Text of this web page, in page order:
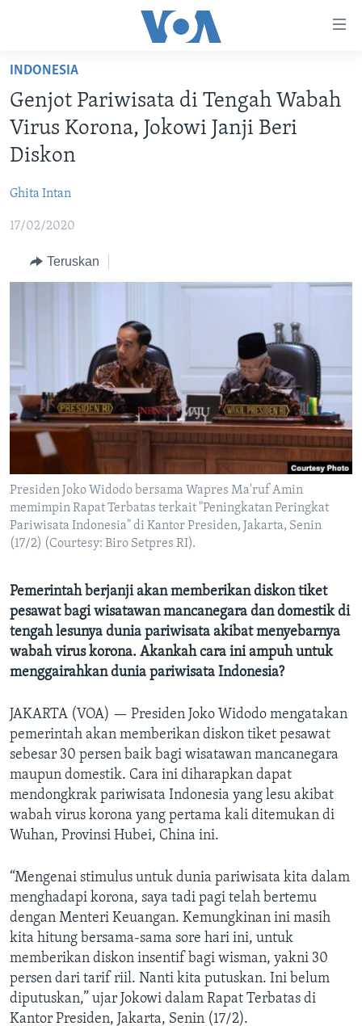
Akses
Lanjut
ke
Konten
Utama
ke
Utama
Lanjut
DUNIA
VIDEO
DAFTAR PROGRAM
Bahasa-bahasa
INDONESIA
Genjot Pariwisata di Tengah Wabah
Virus Korona, Jokowi Janji Beri
Diskon
Ghita Intan
17/02/2020
Teruskan
Presiden Joko Widodo bersama Wapres Ma'ruf Amin
memimpin Rapat Terbatas terkait "Peningkatan Peringkat
Pariwisata Indonesia" di Kantor Presiden, Jakarta, Senin
(17/2) (Courtesy: Biro Setpres RI).
Pemerintah berjanji akan memberikan diskon tiket
pesawat bagi wisatawan mancanegara dan domestik di
tengah lesunya dunia pariwisata akibat menyebarnya
wabah virus korona. Akankah cara ini ampuh untuk
menggairahkan dunia pariwisata Indonesia?
JAKARTA (VOA) — Presiden Joko Widodo mengatakan
pemerintah akan memberikan diskon tiket pesawat
sebesar 30 persen baik bagi wisatawan mancanegara
maupun domestik. Cara ini diharapkan dapat
mendongkrak pariwisata Indonesia yang lesu akibat
wabah virus korona yang pertama kali ditemukan di
Wuhan, Provinsi Hubei, China ini.
“Mengenai stimulus untuk dunia pariwisata kita dalam
menghadapi korona, saya tadi pagi telah bertemu
dengan Menteri Keuangan. Kemungkinan ini masih
kita hitung bersama-sama sore hari ini, untuk
memberikan diskon insentif bagi wisman, yakni 30
persen dari tarif riil. Nanti kita putuskan. Ini belum
diputuskan,” ujar Jokowi dalam Rapat Terbatas di
Kantor Presiden, Jakarta, Senin (17/2).